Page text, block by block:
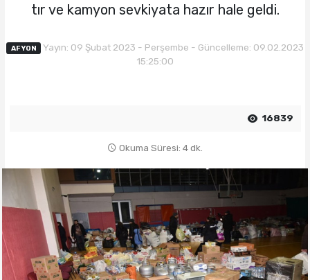
tır ve kamyon sevkiyata hazır hale geldi.
AFYON
Yayın: 09 Şubat 2023 - Perşembe - Güncelleme: 09.02.2023
15:25:00
16839
Okuma Süresi: 4 dk.